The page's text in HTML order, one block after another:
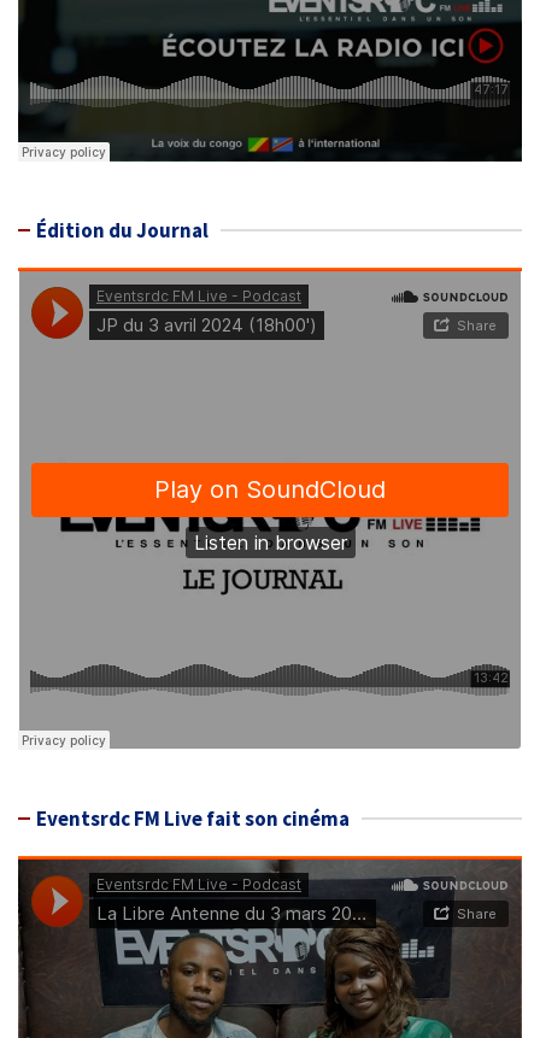
Édition du Journal
Eventsrdc FM Live fait son cinéma